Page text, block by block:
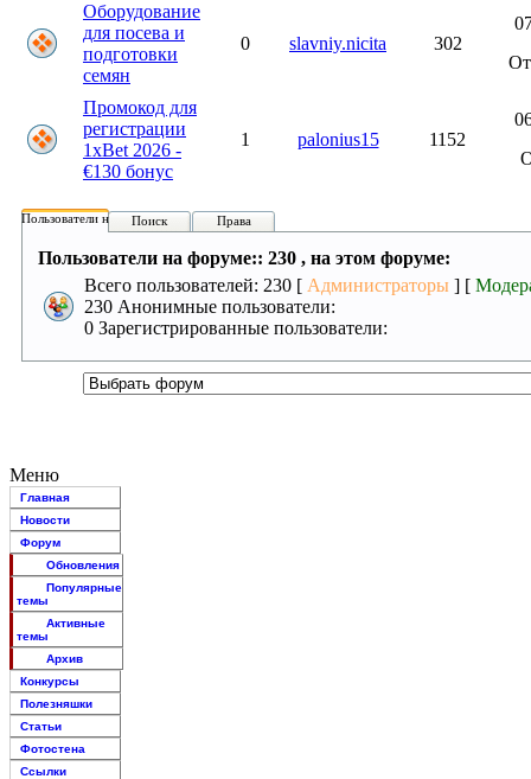
Оборудование
для посева и
подготовки
семян
0 slavniy.nicita 302
Промокод для
регистрации
1xBet 2026 -
€130 бонус
1 palonius15 1152
Пользователи на форуме:
Поиск Права
Пользователи на форуме:: 230 , на этом форуме:
Всего пользователей: 230 [ Администраторы ] [
230 Анонимные пользователи:
0 Зарегистрированные пользователи:
Меню
Главная
Новости
Форум
Обновления
Популярные
темы
Активные
темы
Архив
Конкурсы
Полезняшки
Статьи
Фотостена
Ссылки